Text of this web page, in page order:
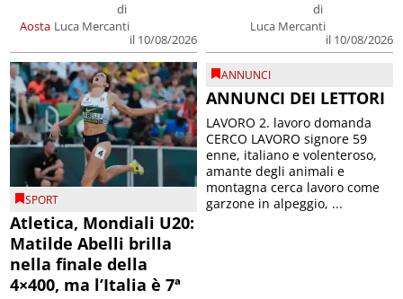
Aosta
di
Luca Mercanti
il 10/08/2026
di
Luca Mercanti
il 10/08/2026
SPORT
Atletica, Mondiali U20:
Matilde Abelli brilla
nella finale della
4×400, ma l’Italia è 7ª
ANNUNCI
ANNUNCI DEI LETTORI
LAVORO 2. lavoro domanda
CERCO LAVORO signore 59
enne, italiano e volenteroso,
amante degli animali e
montagna cerca lavoro come
garzone in alpeggio, ...